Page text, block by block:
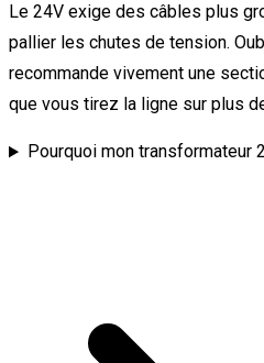
Le 24V exige des câbles plus
pallier les chutes de tension.
recommande vivement une
que vous tirez la ligne sur plus
Pourquoi mon transformateur